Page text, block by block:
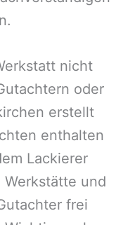
.
nicht
oder
erstellt
enthalten
Lackierer
und
frei